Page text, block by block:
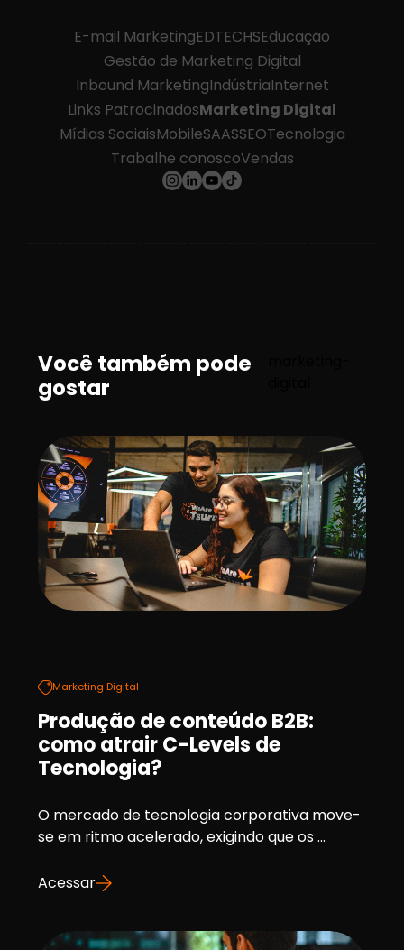
E-mail MarketingEDTECHSEducação
Gestão de Marketing Digital
Inbound MarketingIndústriaInternet
Links PatrocinadosMarketing Digital
Mídias SociaisMobileSAASSEOTecnologia
Trabalhe conoscoVendas
Você também pode
gostar
Marketing Digital
Produção de conteúdo B2B:
como atrair C-Levels de
Tecnologia?
O mercado de tecnologia corporativa move-
se em ritmo acelerado, exigindo que os ...
Acessar